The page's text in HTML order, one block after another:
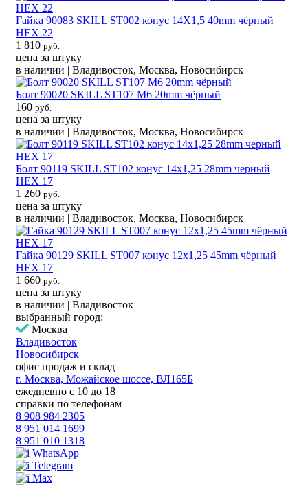
Гайка 90083 SKILL ST002 конус 14X1,5 40mm чёрный
HEX 22
1 810 руб.
цена за штуку
в наличии | Владивосток, Москва, Новосибирск
Болт 90020 SKILL ST107 M6 20mm чёрный
160 руб.
цена за штуку
в наличии | Владивосток, Москва, Новосибирск
Болт 90119 SKILL ST102 конус 14x1,25 28mm черный
HEX 17
1 260 руб.
цена за штуку
в наличии | Владивосток, Москва, Новосибирск
Гайка 90129 SKILL ST007 конус 12x1,25 45mm чёрный
HEX 17
1 660 руб.
цена за штуку
в наличии | Владивосток
выбранный город:
Москва
Владивосток
Новосибирск
офис продаж и склад
г. Москва, Можайское шоссе, ВЛ165Б
ежедневно с 10 до 18
справки по телефонам
8 908 984 2305
8 951 014 1699
8 951 010 1318
WhatsApp
Telegram
Max